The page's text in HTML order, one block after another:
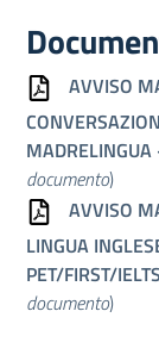
AVVISO
documento)
AVVISO
LINGUA
PET/FIRST/
documento)